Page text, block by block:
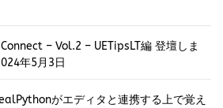
– Vol.2 – UETipsLT編 登壇しま
年5月3日
がエディタと連携する上で覚え